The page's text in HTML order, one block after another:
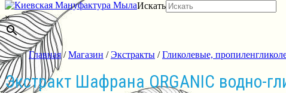
Искать
×
Главная/Магазин /Экстракты /Гликолевые,
Экстракт Шафрана ORGANIC водно-